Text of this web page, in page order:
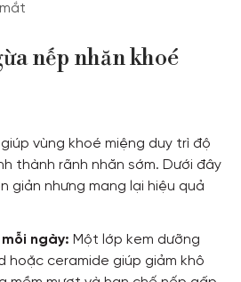
nếp nhăn khoé
vùng khoé miệng duy trì độ
thành rãnh nhăn sớm. Dưới đây
giản nhưng mang lại hiệu quả
ngày: Một lớp kem dưỡng
hoặc ceramide giúp giảm khô